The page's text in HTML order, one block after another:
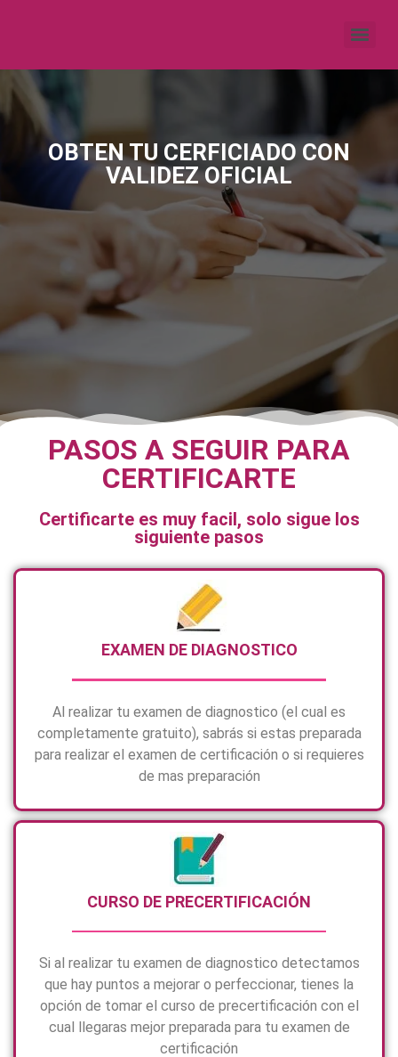
OBTEN TU CERFICIADO CON
VALIDEZ OFICIAL
PASOS A SEGUIR PARA
CERTIFICARTE
Certificarte es muy facil, solo sigue los
siguiente pasos
EXAMEN DE DIAGNOSTICO
Al realizar tu examen de diagnostico (el cual es
completamente gratuito), sabrás si estas preparada
para realizar el examen de certificación o si requieres
de mas preparación
CURSO DE PRECERTIFICACIÓN
Si al realizar tu examen de diagnostico detectamos
que hay puntos a mejorar o perfeccionar, tienes la
opción de tomar el curso de precertificación con el
cual llegaras mejor preparada para tu examen de
certificación